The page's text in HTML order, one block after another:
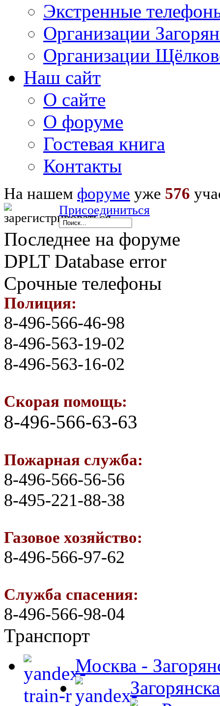
Экстренные
Организации
Организации
Наш сайт
О сайте
О форуме
Гостевая книга
Контакты
На нашем форуме уже 576
Присоединиться
Последнее на форуме
DPLT Database error
Срочные телефоны
Полиция:
8-496-566-46-98
8-496-563-19-02
8-496-563-16-02
Скорая помощь:
8-496-566-63-63
Пожарная служба:
8-496-566-56-56
8-495-221-88-38
Газовое хозяйство:
8-496-566-97-62
Служба спасения:
8-496-566-98-04
Транспорт
Москва -